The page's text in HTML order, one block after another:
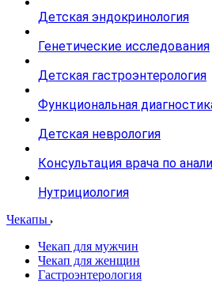
Детская эндокринология
Генетические исследования
Детская гастроэнтерология
Функциональная
Детская неврология
Консультация врача по
Нутрициология
Чекапы
Чекап для мужчин
Чекап для женщин
Гастроэнтерология